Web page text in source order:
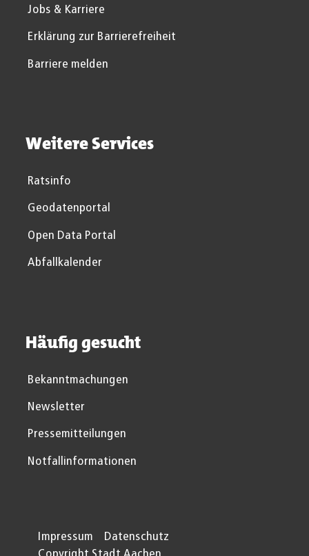
Jobs & Karriere
Erklärung zur Barrierefreiheit
Barriere melden
Weitere Services
Ratsinfo
Geodatenportal
Open Data Portal
Abfallkalender
Häufig gesucht
Bekanntmachungen
Newsletter
Pressemitteilungen
Notfallinformationen
Impressum
Datenschutz